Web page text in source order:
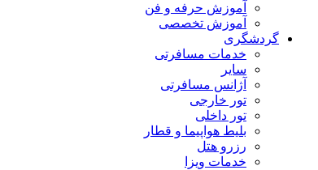
آموزش حرفه و فن
آموزش تخصصی
گردشگری
خدمات مسافرتی
سایر
آژانس مسافرتی
تور خارجی
تور داخلی
بلیط هواپیما و قطار
رزرو هتل
خدمات ویزا